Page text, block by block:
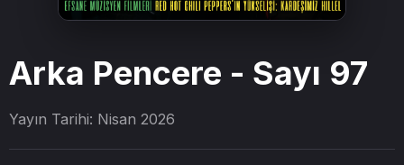
Arka Pencere - Sayı 97
Yayın Tarihi: Nisan 2026